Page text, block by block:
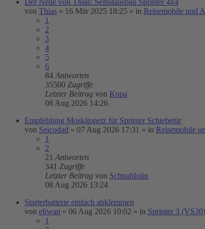
Der Neue von Thias: Selbstausbau Sprinter 4x4
von Thias » 16 Mär 2025 18:25 » in Reisemobile und
1
2
3
4
5
6
84 Antworten
35500 Zugriffe
Letzter Beitrag von Kupa
08 Aug 2026 14:26
Empfehlung Moskitonetz für Sprinter Schiebetür
von Seicodad » 07 Aug 2026 17:31 » in Reisemobile
1
2
21 Antworten
341 Zugriffe
Letzter Beitrag von Schnafdolin
08 Aug 2026 13:24
Starterbatterie einfach abklemmen
von eliwan » 06 Aug 2026 10:02 » in Sprinter 3 (VS30)
1